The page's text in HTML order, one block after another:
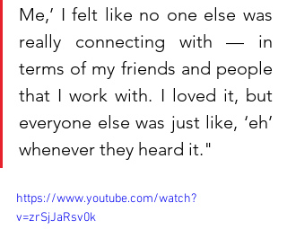
Me,’ I felt like no one else was
really connecting with — in
terms of my friends and people
that I work with. I loved it, but
everyone else was just like, ‘eh’
whenever they heard it."
https://www.youtube.com/watch?
v=zrSjJaRsv0k